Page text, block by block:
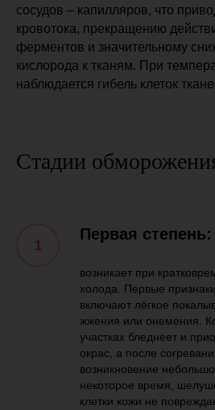
сосудов – капилляров, что
кровотока, прекращению
ферментов и значительному
кислорода к тканям. При
наблюдается гибель клеток
Стадии
Первая степень:
возникает при
холода. Первые
включают лёгкое
жжения или онемения.
участках бледнеет и
окрас, а после
возникновение
некоторое время,
клетки кожи не